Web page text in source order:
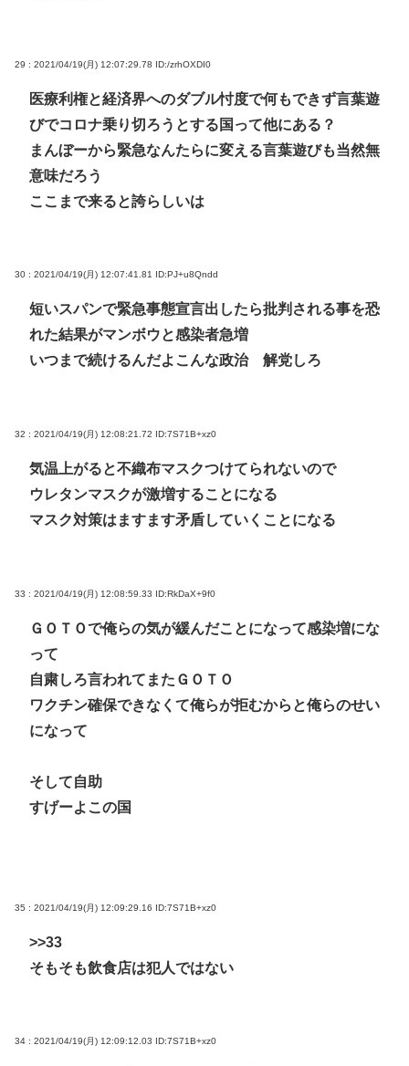
29 : 2021/04/19(月) 12:07:29.78 ID:/zrhOXDI0
医療利権と経済界へのダブル忖度で何もできず言葉遊
びでコロナ乗り切ろうとする国って他にある？
まんぼーから緊急なんたらに変える言葉遊びも当然無
意味だろう
ここまで来ると誇らしいは
30 : 2021/04/19(月) 12:07:41.81 ID:PJ+u8Qndd
短いスパンで緊急事態宣言出したら批判される事を恐
れた結果がマンボウと感染者急増
いつまで続けるんだよこんな政治 解党しろ
32 : 2021/04/19(月) 12:08:21.72 ID:7S71B+xz0
気温上がると不織布マスクつけてられないので
ウレタンマスクが激増することになる
マスク対策はますます矛盾していくことになる
33 : 2021/04/19(月) 12:08:59.33 ID:RkDaX+9f0
ＧＯＴＯで俺らの気が緩んだことになって感染増にな
って
自粛しろ言われてまたＧＯＴＯ
ワクチン確保できなくて俺らが拒むからと俺らのせい
になって
そして自助
すげーよこの国
35 : 2021/04/19(月) 12:09:29.16 ID:7S71B+xz0
>>33
そもそも飲食店は犯人ではない
34 : 2021/04/19(月) 12:09:12.03 ID:7S71B+xz0